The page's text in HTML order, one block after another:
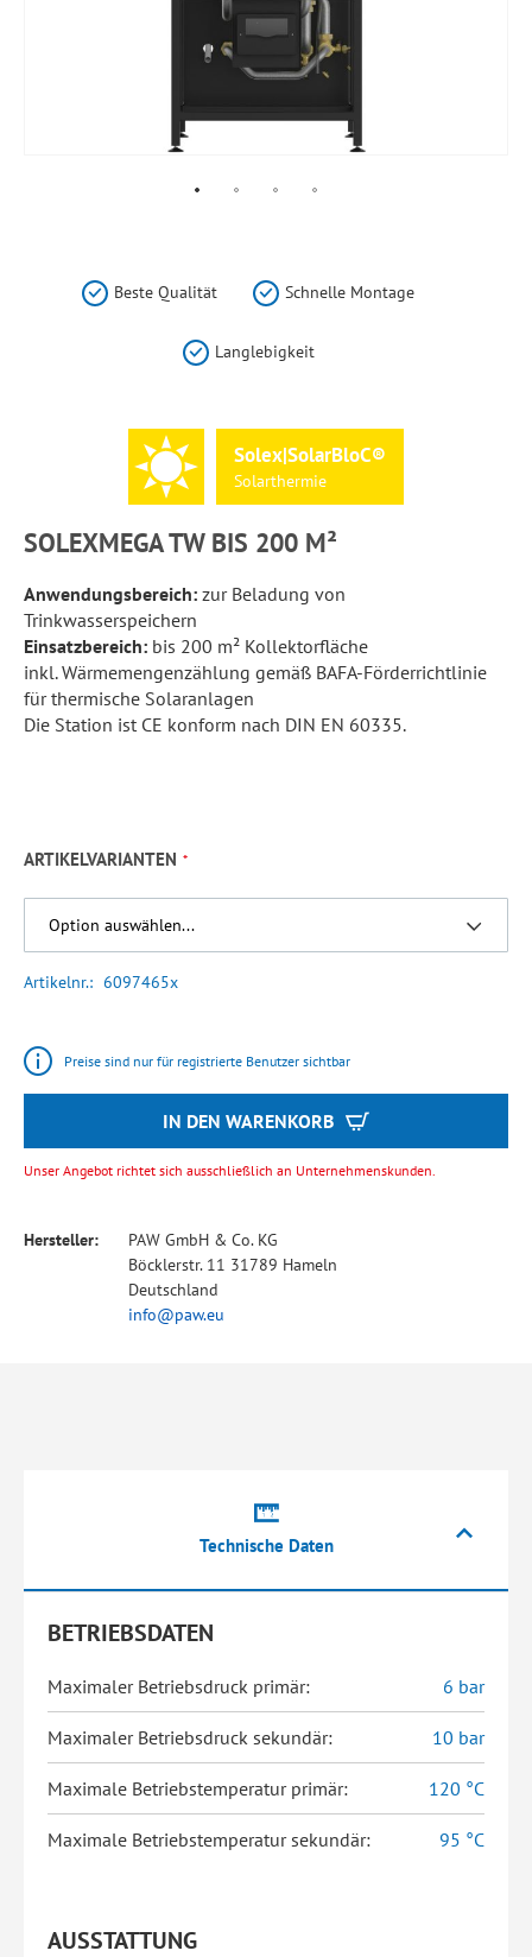
Beste Qualität Schnelle Montage
Langlebigkeit
Solex|SolarBloC®
Solarthermie
SOLEXMEGA TW BIS 200 M²
Anwendungsbereich: zur Beladung von
Trinkwasserspeichern
Einsatzbereich: bis 200 m² Kollektorfläche
inkl. Wärmemengenzählung gemäß BAFA-Förderrichtlinie
für thermische Solaranlagen
Die Station ist CE konform nach DIN EN 60335.
ARTIKELVARIANTEN
Artikelnr. 6097465x
Preise sind nur für registrierte Benutzer sichtbar
IN DEN WARENKORB
Unser Angebot richtet sich ausschließlich an Unternehmenskunden.
Hersteller:
PAW GmbH & Co. KG
Böcklerstr. 11 31789 Hameln
Deutschland
info@paw.eu
Technische Daten
BETRIEBSDATEN
Maximaler Betriebsdruck primär: 6 bar
Maximaler Betriebsdruck sekundär: 10 bar
Maximale Betriebstemperatur primär: 120 °C
Maximale Betriebstemperatur sekundär: 95 °C
AUSSTATTUNG